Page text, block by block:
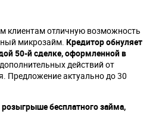
клиентам отличную возможность
микрозайм. Кредитор обнуляет
50-й сделке, оформленной в
действий от
Предложение актуально до 30
бесплатного займа,